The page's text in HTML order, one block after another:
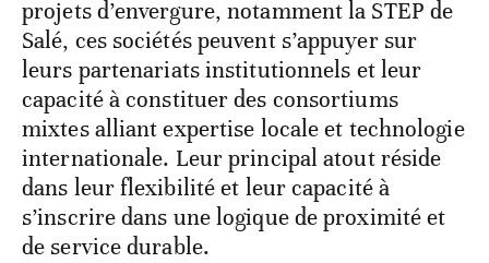
projets d’envergure, notamment la STEP de
Salé, ces sociétés peuvent s’appuyer sur
leurs partenariats institutionnels et leur
capacité à constituer des consortiums
mixtes alliant expertise locale et technologie
internationale. Leur principal atout réside
dans leur flexibilité et leur capacité à
s’inscrire dans une logique de proximité et
de service durable.